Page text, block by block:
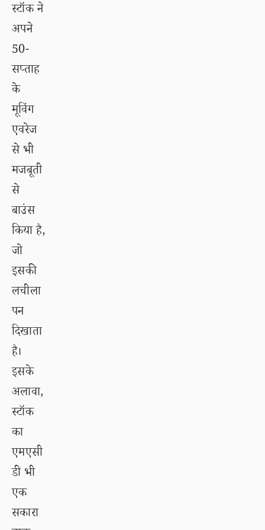
स्टॉक ने
अपने
50-
सप्ताह
के
मूविंग
एवरेज
से भी
मजबूती
से
बाउंस
किया है,
जो
इसकी
लचीला
पन
दिखाता
है।
इसके
अलावा,
स्टॉक
का
एमएसी
डी भी
एक
सकारा